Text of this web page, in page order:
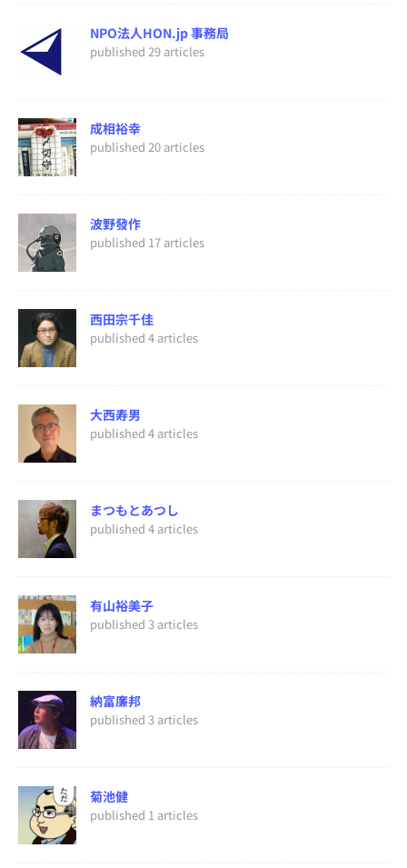
NPO法人HON.jp 事務局
published 29 articles
成相裕幸
published 20 articles
波野發作
published 17 articles
西田宗千佳
published 4 articles
大西寿男
published 4 articles
まつもとあつし
published 4 articles
有山裕美子
published 3 articles
納富廉邦
published 3 articles
菊池健
published 1 articles